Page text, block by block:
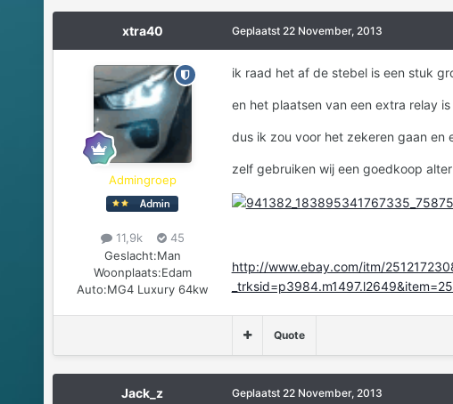
xtra40
Admingroep
11,9k
45
Geslacht:Man
Woonplaats:Edam
Auto:MG4 Luxury 64kw
Geplaatst 22 November, 2013
ik raad het af de stebel is een stuk
en het plaatsen van een extra relay
dus ik zou voor het zekeren gaan en
zelf gebruiken wij een goedkoop
http://www.ebay.com/itm/
Quote
Jack_z Geplaatst 22 November, 2013